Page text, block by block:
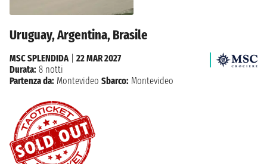
Uruguay, Argentina, Brasile
MSC SPLENDIDA| 22 MAR 2027
Durata: 8 notti
Partenza da: Montevideo Sbarco: Montevideo